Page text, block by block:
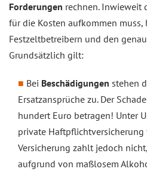
Forderungen rechnen. Inwieweit
für die Kosten aufkommen muss,
Festzeltbetreibern und den
Grundsätzlich gilt:
Bei Beschädigungen stehen
Ersatzansprüche zu. Der
hundert Euro betragen! Unter
private Haftpflichtversicherung
Versicherung zahlt jedoch
aufgrund von maßlosem